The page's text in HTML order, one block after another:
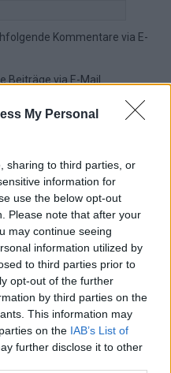
My Personal
sharing to third parties, or
information for
use the below opt-out
Please note that after your
may continue seeing
information utilized by
to third parties prior to
opt-out of the further
by third parties on the
This information may
on the IAB’s List of
further disclose it to other
Kommentare via E-
Beiträge via E-Mail.